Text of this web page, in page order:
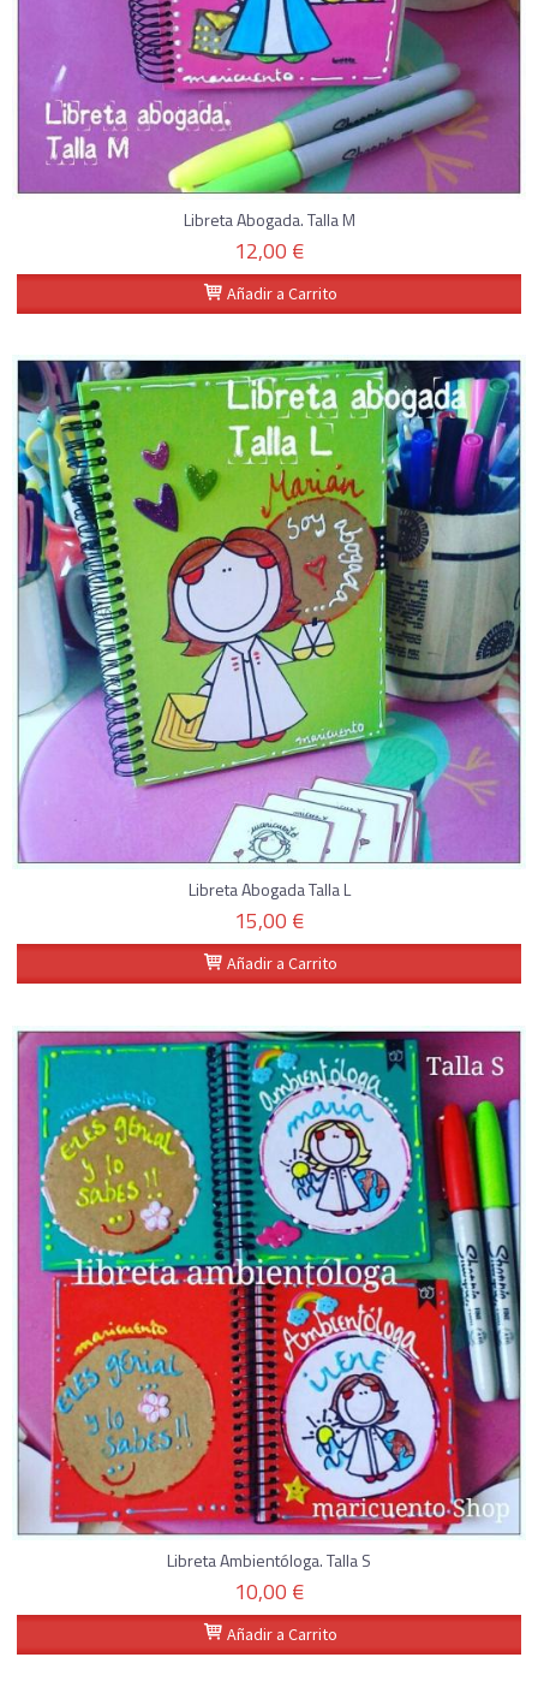
Libreta Abogada. Talla M
12,00 €
Añadir a Carrito
Libreta Abogada Talla L
15,00 €
Añadir a Carrito
Libreta Ambientóloga. Talla S
10,00 €
Añadir a Carrito